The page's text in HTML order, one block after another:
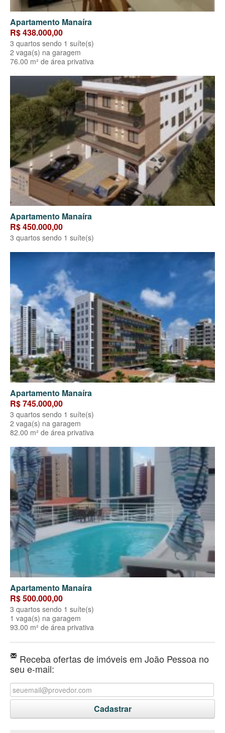
Apartamento Manaíra
R$ 438.000,00
3 quartos sendo 1 suíte(s)
2 vaga(s) na garagem
76.00 m² de área privativa
Apartamento Manaíra
R$ 450.000,00
3 quartos sendo 1 suíte(s)
Apartamento Manaíra
R$ 745.000,00
3 quartos sendo 1 suíte(s)
2 vaga(s) na garagem
82.00 m² de área privativa
Apartamento Manaíra
R$ 500.000,00
3 quartos sendo 1 suíte(s)
1 vaga(s) na garagem
93.00 m² de área privativa
Receba ofertas de imóveis em João Pessoa no
seu e-mail: